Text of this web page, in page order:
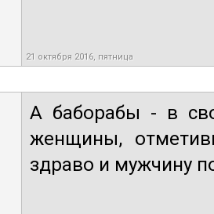
21 октября 2016, пятница
А баборабы - в
женщины,
здраво и мужчину